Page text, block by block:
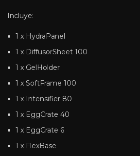
Incluye:
1 x HydraPanel
1 x DiffusorSheet 100
1 x GelHolder
1 x SoftFrame 100
1 x Intensifier 80
1 x EggCrate 40
1 x EggCrate 6
1 x FlexBase